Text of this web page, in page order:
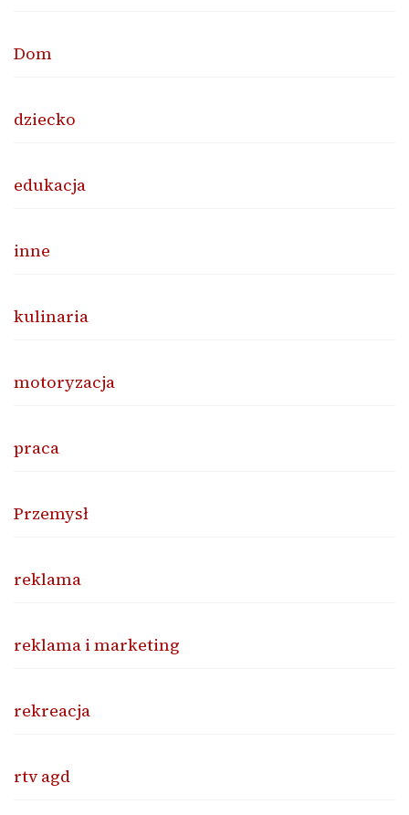
Dom
dziecko
edukacja
inne
kulinaria
motoryzacja
praca
Przemysł
reklama
reklama i marketing
rekreacja
rtv agd